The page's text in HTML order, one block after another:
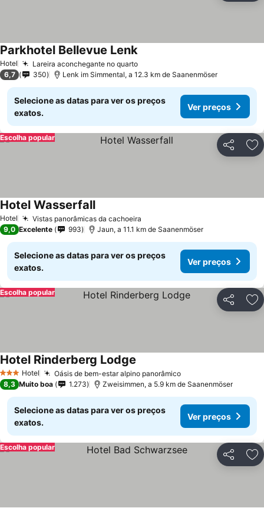
Hotel Lareira aconchegante no quarto
Parkhotel Bellevue Lenk
6,7 350 Lenk im Simmental, a 12.3 km de Saanenmöser
Selecione as datas para ver os preços
exatos.
Ver preços
Partilhar
Escolha popular
Hotel Vistas panorâmicas da cachoeira
Hotel Wasserfall
9,0 Excelente 993 Jaun, a 11.1 km de Saanenmöser
Selecione as datas para ver os preços
exatos.
Ver preços
Partilhar
Escolha popular
3 EstrelasHotel Oásis de bem-estar alpino panorâmico
Hotel Rinderberg Lodge
8,3 Muito boa 1.273 Zweisimmen, a 5.9 km de Saanenmöser
Selecione as datas para ver os preços
exatos.
Ver preços
Partilhar
Escolha popular